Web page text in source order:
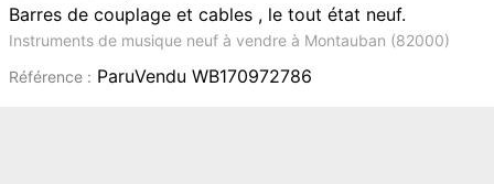
Barres de couplage et cables , le tout état neuf.
Instruments de musique neuf à vendre à Montauban (82000)
Référence : ParuVendu WB170972786